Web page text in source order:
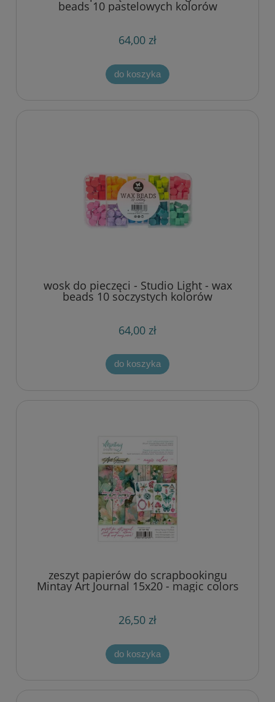
beads 10 pastelowych kolorów
64,00 zł
do koszyka
wosk do pieczęci - Studio Light - wax
beads 10 soczystych kolorów
64,00 zł
do koszyka
zeszyt papierów do scrapbookingu
Mintay Art Journal 15x20 - magic colors
26,50 zł
do koszyka